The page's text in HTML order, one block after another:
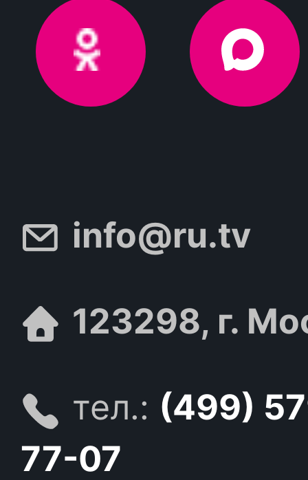
info@ru.tv
123298, г.
тел.: (499)
77-07